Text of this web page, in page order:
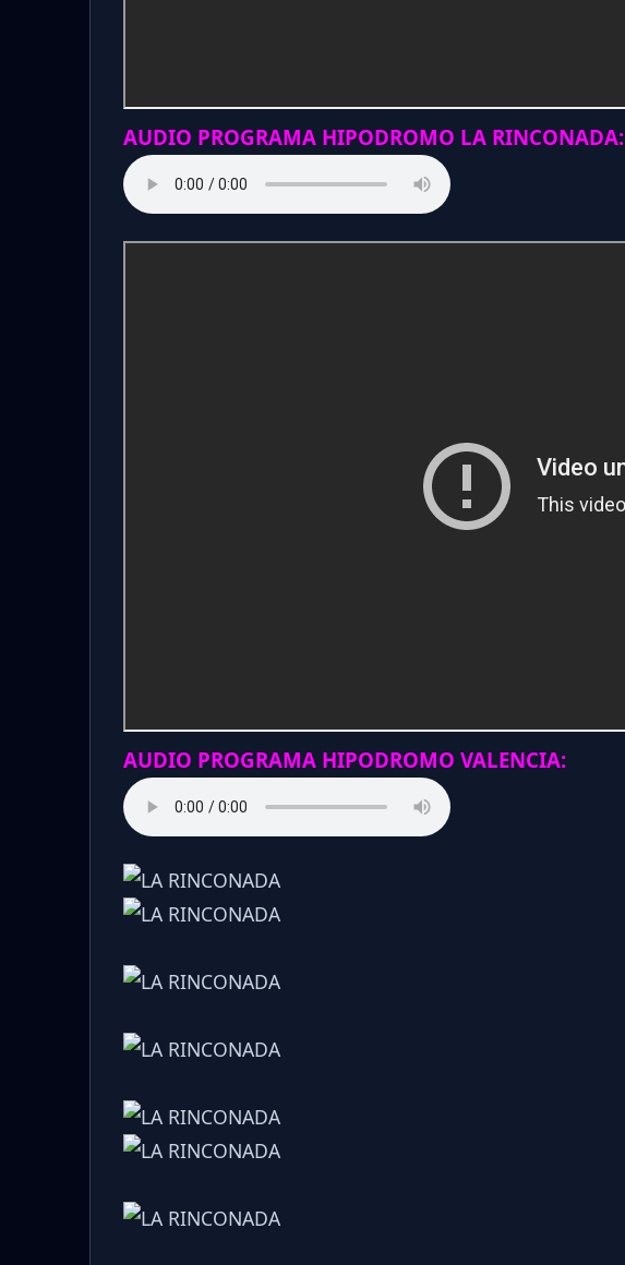
AUDIO PROGRAMA HIPODROMO LA RINCONADA:
AUDIO PROGRAMA HIPODROMO VALENCIA: